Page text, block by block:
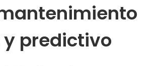
predictivo